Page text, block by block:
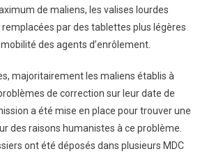
de maliens, les valises lourdes
par des tablettes plus légères
des agents d’enrôlement.
majoritairement les maliens établis à
de correction sur leur date de
a été mise en place pour trouver une
des raisons humanistes à ce problème.
ont été déposés dans plusieurs MDC